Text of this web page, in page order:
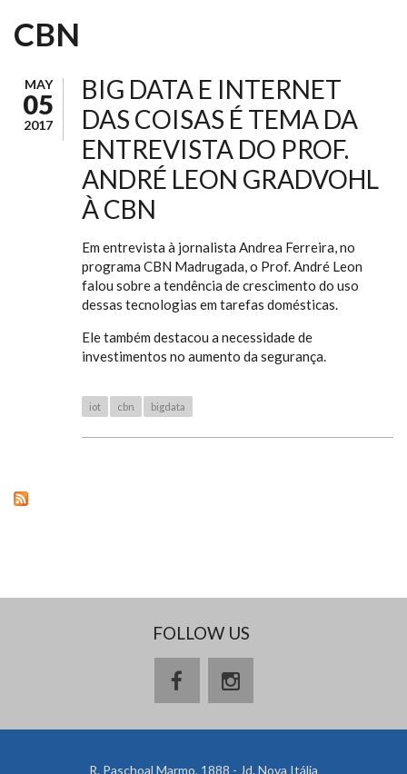
CBN
MAY
05
2017
BIG DATA E INTERNET
DAS COISAS É TEMA DA
ENTREVISTA DO PROF.
ANDRÉ LEON GRADVOHL
À CBN
Em entrevista à jornalista Andrea Ferreira, no
programa CBN Madrugada, o Prof. André Leon
falou sobre a tendência de crescimento do uso
dessas tecnologias em tarefas domésticas.
Ele também destacou a necessidade de
investimentos no aumento da segurança.
iot cbn bigdata
FOLLOW US
R. Paschoal Marmo, 1888 - Jd. Nova Itália